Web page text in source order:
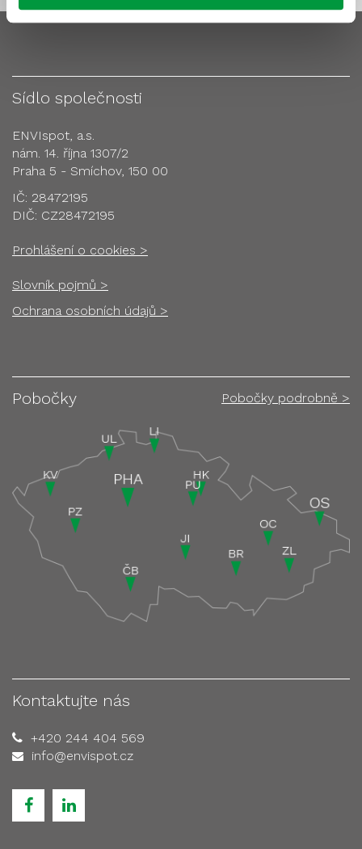
Sídlo společnosti
ENVIspot, a.s.
nám. 14. října 1307/2
Praha 5 - Smíchov, 150 00
IČ: 28472195
DIČ: CZ28472195
Prohlášení o cookies >
Slovník pojmů >
Ochrana osobních údajů >
Pobočky Pobočky podrobně >
Kontaktujte nás
+420 244 404 569
info@envispot.cz